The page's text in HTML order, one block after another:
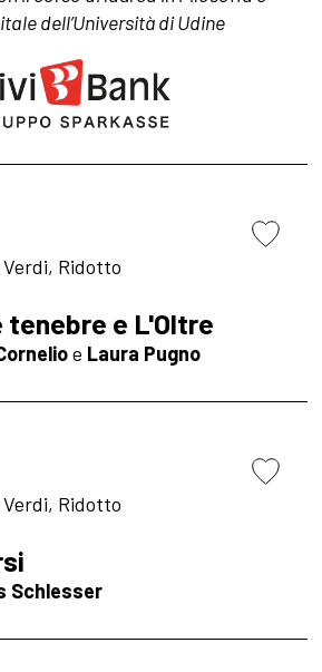
dell’Università di Udine
Ridotto
tenebre e L'Oltre
e Laura Pugno
Ridotto
Schlesser